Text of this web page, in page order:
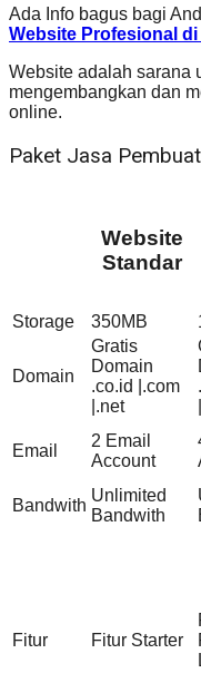
Ada Info bagus bagi
Website Profesional
Website adalah sarana
mengembangkan dan
online.
Paket Jasa
Website
Standar
Storage 350MB
Domain
Gratis
Domain
.co.id |.com
|.net
Email
2 Email
Account
Bandwith
Unlimited
Bandwith
Fitur Fitur Starter